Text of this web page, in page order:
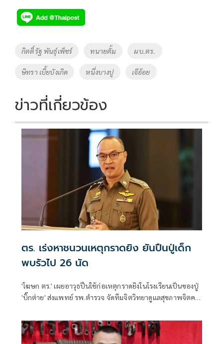
e
b
o
k
tt
er
p
y
Li
Tags
กิตติ์รัฐ พันธุ์เพ็ชร์ ทนายตั้ม ผบ.ตร.
ษิทรา เบี้ยบังเกิด หนึ่งบางปู เจ๊อ้อย
ข่าวที่เกี่ยวข้อง
ตร. เร่งหาชนวนเหตุกราดยิง ยันปืนปู่เด็ก
พบรัวไป 26 นัด
'โฆษก ตร.' เผยอาวุธปืนใช้ก่อเหตุกราดยิงในโรงเรียนเป็นของปู่
'บิ๊กต่าย' ส่งแพทย์ รพ.ตำรวจ จัดทีมจิตวิทยาดูแลสุขภาพจิตครู